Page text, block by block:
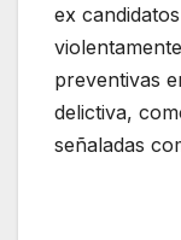
ex
preventivas
delictiva,
señaladas